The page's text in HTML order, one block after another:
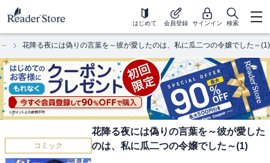
はじめて 会員登録 サインイン 検索
花降る夜には偽りの言葉を～彼が愛したのは、私に瓜二つの令嬢でした～(1)
コミック
花降る夜には偽りの言葉を～彼が愛した
のは、私に瓜二つの令嬢でした～(1)